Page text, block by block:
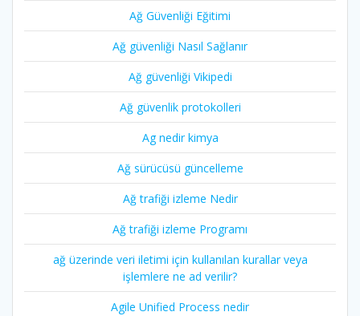
Ağ Güvenliği Eğitimi
Ağ güvenliği Nasıl Sağlanır
Ağ güvenliği Vikipedi
Ağ güvenlik protokolleri
Ag nedir kimya
Ağ sürücüsü güncelleme
Ağ trafiği izleme Nedir
Ağ trafiği izleme Programı
ağ üzerinde veri iletimi için kullanılan kurallar veya
işlemlere ne ad verilir?
Agile Unified Process nedir